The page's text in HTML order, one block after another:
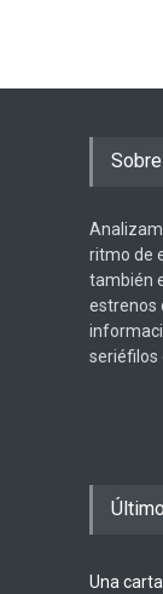
ritmo de
también
estrenos
seriéfilos
Una